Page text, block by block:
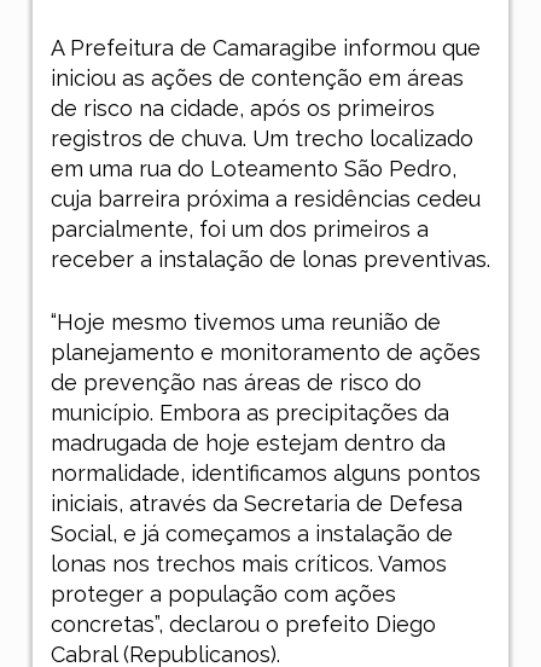
A Prefeitura de Camaragibe informou que
iniciou as ações de contenção em áreas
de risco na cidade, após os primeiros
registros de chuva. Um trecho localizado
em uma rua do Loteamento São Pedro,
cuja barreira próxima a residências cedeu
parcialmente, foi um dos primeiros a
receber a instalação de lonas preventivas.
“Hoje mesmo tivemos uma reunião de
planejamento e monitoramento de ações
de prevenção nas áreas de risco do
município. Embora as precipitações da
madrugada de hoje estejam dentro da
normalidade, identificamos alguns pontos
iniciais, através da Secretaria de Defesa
Social, e já começamos a instalação de
lonas nos trechos mais críticos. Vamos
proteger a população com ações
concretas”, declarou o prefeito Diego
Cabral (Republicanos).